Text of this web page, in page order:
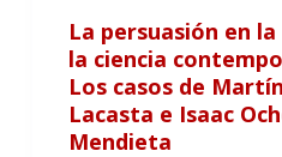
La persuasión en
la ciencia
Los casos de
Lacasta e Isaac
Mendieta